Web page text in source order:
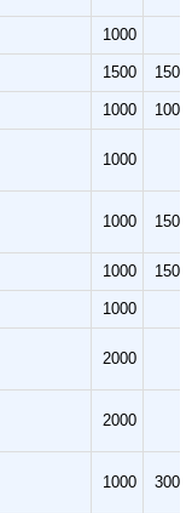
1000
1500 1500
1000 1000
1000
1000 1500
1000 1500
1000
2000
2000
1000 3000